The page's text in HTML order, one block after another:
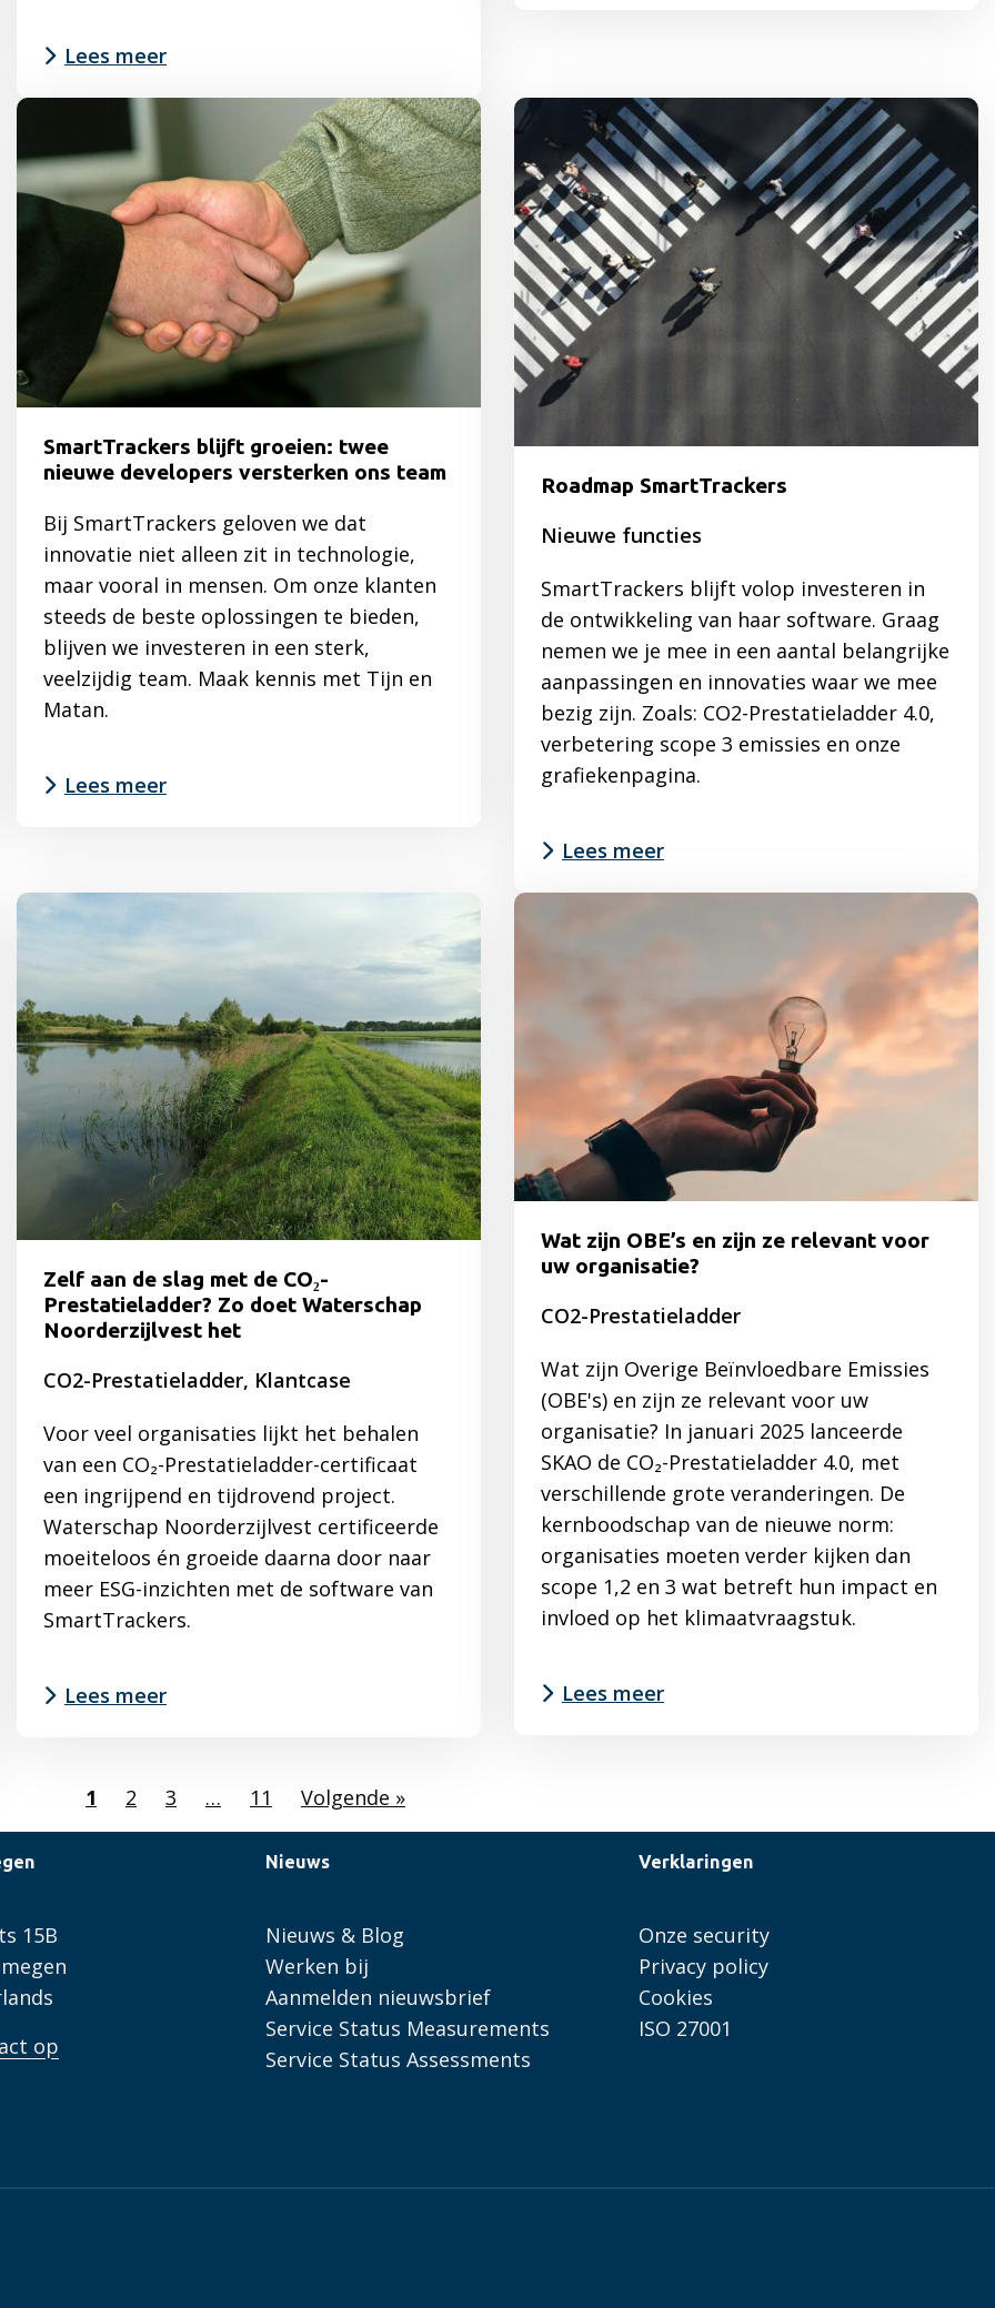
Lees meer
Lees
over
Tijd
voor
duurzaamheid
in
de
zorg
SmartTrackers
SKAO
SmartTrackers blijft groeien: twee
nieuwe developers versterken ons team
Bij SmartTrackers geloven we dat
innovatie niet alleen zit in technologie,
maar vooral in mensen. Om onze klanten
steeds de beste oplossingen te bieden,
blijven we investeren in een sterk,
veelzijdig team. Maak kennis met Tijn en
Matan.
Lees meer
over
SmartTrackers
twee
nieuwe
developers
versterken
ons
Roadmap SmartTrackers
Nieuwe functies
SmartTrackers blijft volop investeren in
de ontwikkeling van haar software. Graag
nemen we je mee in een aantal belangrijke
aanpassingen en innovaties waar we mee
bezig zijn. Zoals: CO2-Prestatieladder 4.0,
verbetering scope 3 emissies en onze
grafiekenpagina.
Lees meer
Lees
Roadmap
SmartTrackers
Zelf aan de slag met de CO₂-
Prestatieladder? Zo doet Waterschap
Noorderzijlvest het
CO2-Prestatieladder, Klantcase
Voor veel organisaties lijkt het behalen
van een CO₂-Prestatieladder-certificaat
een ingrijpend en tijdrovend project.
Waterschap Noorderzijlvest certificeerde
moeiteloos én groeide daarna door naar
meer ESG-inzichten met de software van
SmartTrackers.
Lees meer
Zelf
aan
slag
met
de
Prestatieladder?
Wat zijn OBE’s en zijn ze relevant voor
uw organisatie?
CO2-Prestatieladder
Wat zijn Overige Beïnvloedbare Emissies
(OBE's) en zijn ze relevant voor uw
organisatie? In januari 2025 lanceerde
SKAO de CO₂-Prestatieladder 4.0, met
verschillende grote veranderingen. De
kernboodschap van de nieuwe norm:
organisaties moeten verder kijken dan
scope 1,2 en 3 wat betreft hun impact en
invloed op het klimaatvraagstuk.
Lees meer
Wat
relevant
voor
1 2 3 … 11 Volgende »
15B
op
Nieuws
Nieuws & Blog
Werken bij
Aanmelden nieuwsbrief
Service Status Measurements
Service Status Assessments
Verklaringen
Onze security
Privacy policy
Cookies
ISO 27001